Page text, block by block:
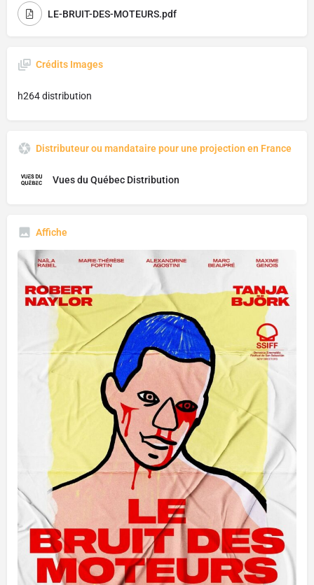
LE-BRUIT-DES-MOTEURS.pdf
Crédits Images
h264 distribution
Distributeur ou mandataire pour une projection en France
Vues du Québec Distribution
Affiche